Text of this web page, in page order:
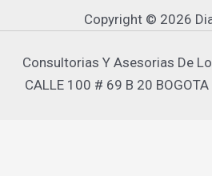
Copyright © 2026
Consultorias Y Asesorias De
CALLE 100 # 69 B 20